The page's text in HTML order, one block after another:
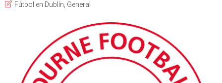
Fútbol en Dublín, General